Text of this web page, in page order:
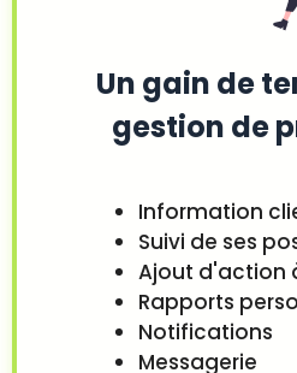
Un gain de
gestion de
Information
Suivi de ses
Ajout d'action
Rapports
Notifications
Messagerie